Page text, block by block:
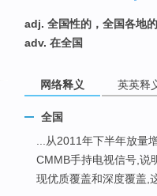
adj. 全国性的，全国各地的
adv. 在全国
网络释义 英英释
全国
...从2011年下半年放量
CMMB手持电视信号,说
现优质覆盖和深度覆盖,